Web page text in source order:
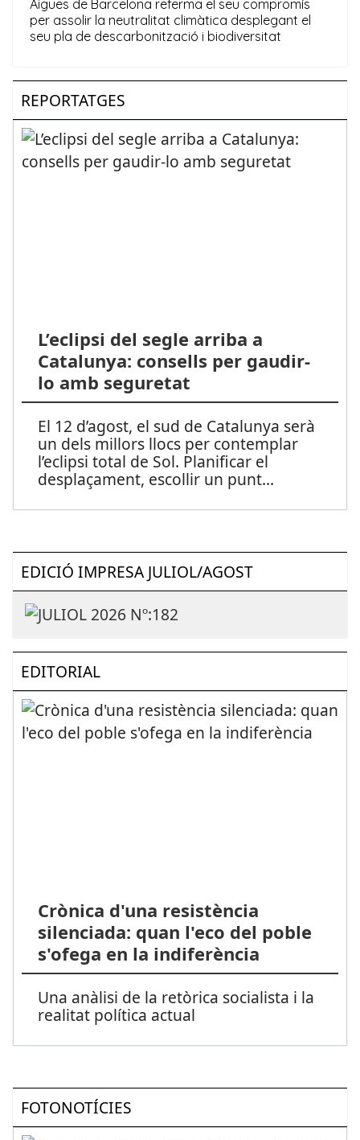
REPORTATGES
L’eclipsi del segle arriba a
Catalunya: consells per gaudir-
lo amb seguretat
El 12 d’agost, el sud de Catalunya serà
un dels millors llocs per contemplar
l’eclipsi total de Sol. Planificar el
desplaçament, escollir un punt...
EDICIÓ IMPRESA JULIOL/AGOST
EDITORIAL
Crònica d'una resistència
silenciada: quan l'eco del poble
s'ofega en la indiferència
Una anàlisi de la retòrica socialista i la
realitat política actual
FOTONOTÍCIES